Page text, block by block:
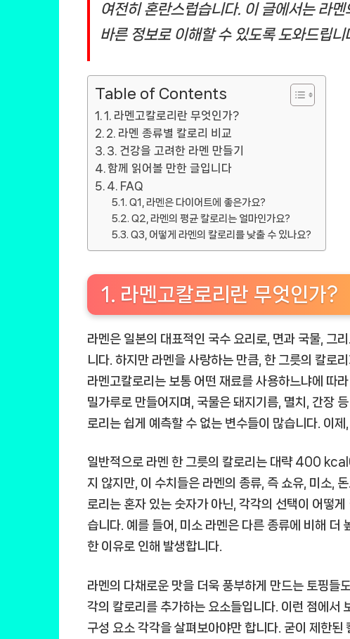
여전히 혼란스럽습니다. 이 글에서는 라
바른 정보로 이해할 수 있도록 도와드립니
Table of Contents
1. 라멘고칼로리란 무엇인가?
2. 라멘 종류별 칼로리 비교
3. 건강을 고려한 라멘 만들기
함께 읽어볼 만한 글입니다
4. FAQ
Q1, 라멘은 다이어트에 좋은가요?
Q2, 라멘의 평균 칼로리는 얼마인가요?
Q3, 어떻게 라멘의 칼로리를 낮출 수 있나요?
1. 라멘고칼로리란 무엇인가?
라멘은 일본의 대표적인 국수 요리로, 면과 국물, 그
니다. 하지만 라멘을 사랑하는 만큼, 한 그릇의 칼로
라멘고칼로리 는 보통 어떤 재료를 사용하느냐에 따
밀가루로 만들어지며, 국물은 돼지기름, 멸치, 간장
로리는 쉽게 예측할 수 없는 변수들이 많습니다. 이
일반적으로 라멘 한 그릇의 칼로리는 대략 400
지 않지만, 이 수치들은 라멘의 종류, 즉 쇼유, 미소,
로리 는 혼자 있는 숫자가 아닌, 각각의 선택이 어떻
습니다. 예를 들어, 미소 라멘은 다른 종류에 비해 더
한 이유로 인해 발생합니다.
라멘의 다채로운 맛을 더욱 풍부하게 만드는 토핑들
각의 칼로리를 추가하는 요소들입니다. 이런 점에서
구성 요소 각각을 살펴보아야만 합니다. 굳이 제한